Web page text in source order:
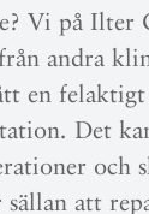
Vi på Ilter
andra
en
Det
och
att